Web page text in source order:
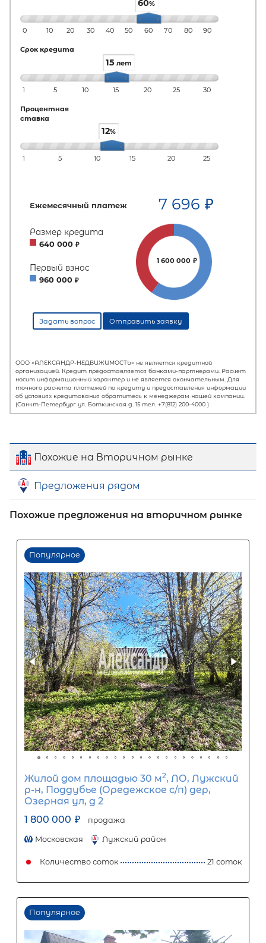
Первый взнос
60%
0 10 20 30 40 50 60 70 80
Срок кредита
15 лет
1 5 10 15 20 25
ставка
12%
Размер кредита
640 000
7 696
Похожие на Вторичном рынке
Предложения рядом
Похожие предложения на вторичном рынке